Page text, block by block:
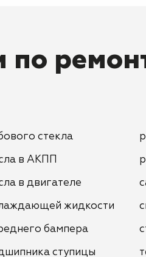
по
стекла
в АКПП
в двигателе
жидкости
бампера
ступицы